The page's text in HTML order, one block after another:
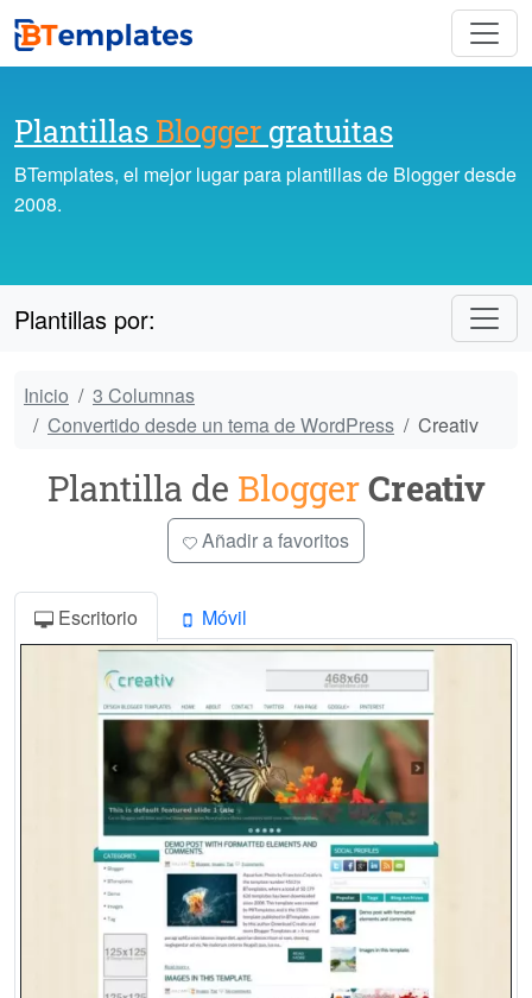
Plantillas Blogger gratuitas
BTemplates, el mejor lugar para plantillas de Blogger desde
2008.
Plantillas por:
Inicio
3 Columnas
Convertido desde un tema de WordPress
Creativ
Plantilla de BloggerCreativ
Añadir a favoritos
Escritorio Móvil